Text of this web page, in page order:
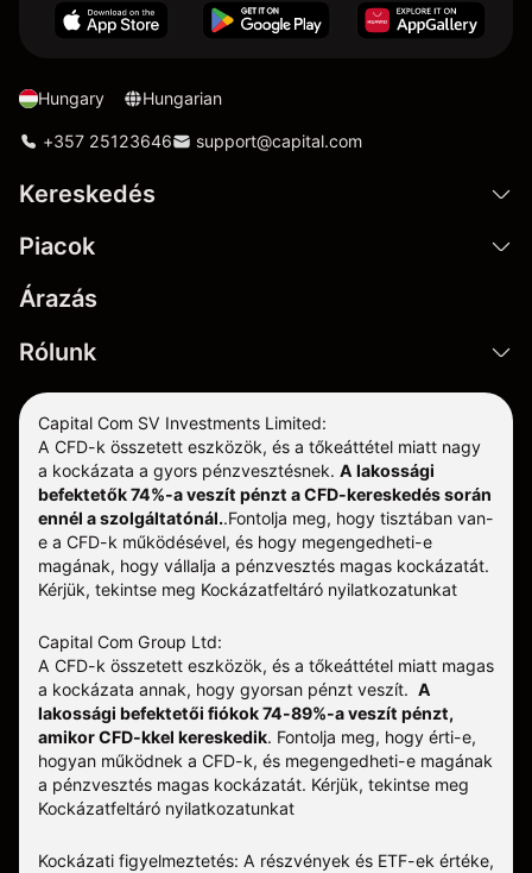
Hungary Hungarian
+357 25123646 support@capital.com
Kereskedés
Piacok
Árazás
Rólunk
Capital Com SV Investments Limited:
A CFD-k összetett eszközök, és a tőkeáttétel miatt nagy
a kockázata a gyors pénzvesztésnek. A lakossági
befektetők 74%-a veszít pénzt a CFD-kereskedés során
ennél a szolgáltatónál..Fontolja meg, hogy tisztában van-
e a CFD-k működésével, és hogy megengedheti-e
magának, hogy vállalja a pénzvesztés magas kockázatát.
Kérjük, tekintse meg Kockázatfeltáró nyilatkozatunkat
Capital Com Group Ltd:
A CFD-k összetett eszközök, és a tőkeáttétel miatt magas
a kockázata annak, hogy gyorsan pénzt veszít. A
lakossági befektetői fiókok 74-89%-a veszít pénzt,
amikor CFD-kkel kereskedik. Fontolja meg, hogy érti-e,
hogyan működnek a CFD-k, és megengedheti-e magának
a pénzvesztés magas kockázatát. Kérjük, tekintse meg
Kockázatfeltáró nyilatkozatunkat
Kockázati figyelmeztetés: A részvények és ETF-ek értéke,